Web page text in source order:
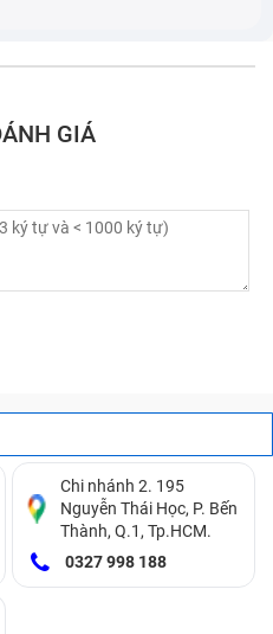
iPhone 4Gs nguyên
dưới đây:
kém
dọc, sọc ngang, đốm
GIÁ
Chi nhánh 2. 195
Nguyễn Thái Học, P. Bến
Thành, Q.1, Tp.HCM.
0327 998 188